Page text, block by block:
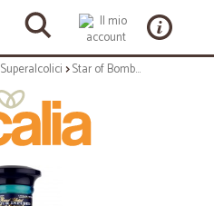
Superalcolici Star of Bombay London Dry Gin 700 ml.